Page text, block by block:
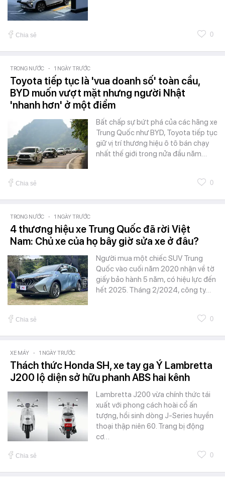
Chia sẻ 0
TRONG NƯỚC - 1 NGÀY TRƯỚC
Toyota tiếp tục là 'vua doanh số' toàn cầu,
BYD muốn vượt mặt nhưng người Nhật
'nhanh hơn' ở một điểm
Bất chấp sự bứt phá của các hãng xe
Trung Quốc như BYD, Toyota tiếp tục
giữ vị trí thương hiệu ô tô bán chạy
nhất thế giới trong nửa đầu năm…
Chia sẻ 0
TRONG NƯỚC - 1 NGÀY TRƯỚC
4 thương hiệu xe Trung Quốc đã rời Việt
Nam: Chủ xe của họ bây giờ sửa xe ở đâu?
Người mua một chiếc SUV Trung
Quốc vào cuối năm 2020 nhận về tờ
giấy bảo hành 5 năm, có hiệu lực đến
hết 2025. Tháng 2/2024, công ty…
Chia sẻ 0
XE MÁY - 1 NGÀY TRƯỚC
Thách thức Honda SH, xe tay ga Ý Lambretta
J200 lộ diện sở hữu phanh ABS hai kênh
Lambretta J200 vừa chính thức tái
xuất với phong cách hoài cổ ấn
tượng, hồi sinh dòng J-Series huyền
thoại thập niên 60. Trang bị động
cơ…
Chia sẻ 0